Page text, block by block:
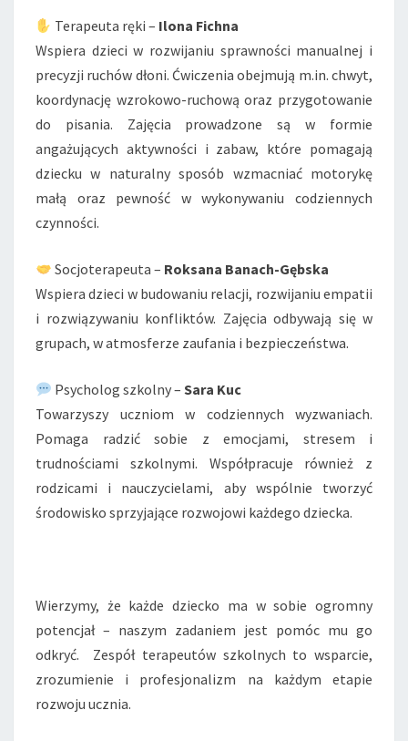
Terapeuta ręki – Ilona Fichna
Wspiera dzieci w rozwijaniu sprawności manualnej i
precyzji ruchów dłoni. Ćwiczenia obejmują m.in. chwyt,
koordynację wzrokowo-ruchową oraz przygotowanie
do pisania. Zajęcia prowadzone są w formie
angażujących aktywności i zabaw, które pomagają
dziecku w naturalny sposób wzmacniać motorykę
małą oraz pewność w wykonywaniu codziennych
czynności.
Socjoterapeuta – Roksana Banach-Gębska
Wspiera dzieci w budowaniu relacji, rozwijaniu empatii
i rozwiązywaniu konfliktów. Zajęcia odbywają się w
grupach, w atmosferze zaufania i bezpieczeństwa.
Psycholog szkolny –Sara Kuc
Towarzyszy uczniom w codziennych wyzwaniach.
Pomaga radzić sobie z emocjami, stresem i
trudnościami szkolnymi. Współpracuje również z
rodzicami i nauczycielami, aby wspólnie tworzyć
środowisko sprzyjające rozwojowi każdego dziecka.
Wierzymy, że każde dziecko ma w sobie ogromny
potencjał – naszym zadaniem jest pomóc mu go
odkryć. Zespół terapeutów szkolnych to wsparcie,
zrozumienie i profesjonalizm na każdym etapie
rozwoju ucznia.